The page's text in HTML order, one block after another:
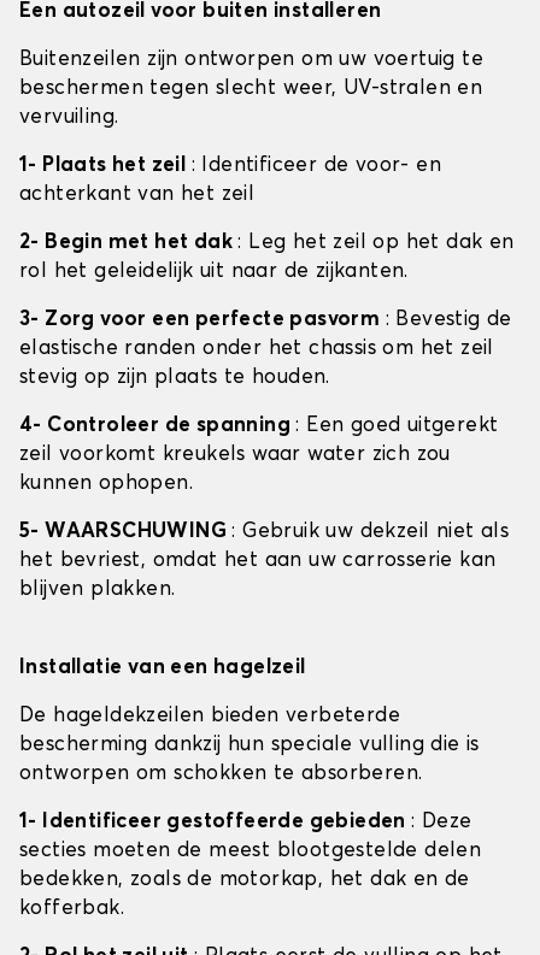
Een autozeil voor buiten installeren
Buitenzeilen zijn ontworpen om uw voertuig te
beschermen tegen slecht weer, UV-stralen en
vervuiling.
1- Plaats het zeil : Identificeer de voor- en
achterkant van het zeil
2- Begin met het dak: Leg het zeil op het dak en
rol het geleidelijk uit naar de zijkanten.
3- Zorg voor een perfecte pasvorm : Bevestig de
elastische randen onder het chassis om het zeil
stevig op zijn plaats te houden.
4- Controleer de spanning: Een goed uitgerekt
zeil voorkomt kreukels waar water zich zou
kunnen ophopen.
5- WAARSCHUWING: Gebruik uw dekzeil niet als
het bevriest, omdat het aan uw carrosserie kan
blijven plakken.
Installatie van een hagelzeil
De hageldekzeilen bieden verbeterde
bescherming dankzij hun speciale vulling die is
ontworpen om schokken te absorberen.
1- Identificeer gestoffeerde gebieden: Deze
secties moeten de meest blootgestelde delen
bedekken, zoals de motorkap, het dak en de
kofferbak.